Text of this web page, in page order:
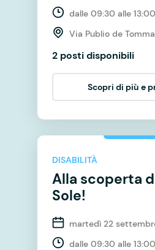
dalle 09:30 alle 13:00
Via Publio de
2 posti disponibili
Scopri di più e
DISABILITÀ
Alla scoperta
Sole!
martedì 22
dalle 09:30 alle 13:00